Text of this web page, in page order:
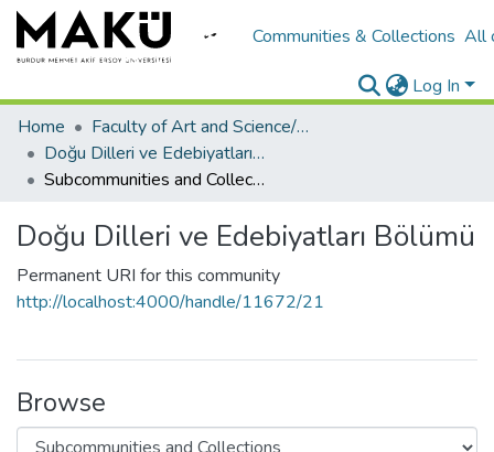
Communities & Collections All
Log In
Home
Faculty of Art and Science/Fen Edebiyat Fakültesi
Doğu Dilleri ve Edebiyatları Bölümü
Subcommunities and Collections
Doğu Dilleri ve Edebiyatları Bölümü
Permanent URI for this community
http://localhost:4000/handle/11672/21
Browse